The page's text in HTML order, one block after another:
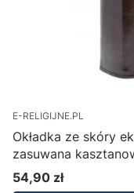
E-RELIGIJNE.PL
Okładka ze skóry
zasuwana
Cena
54,90 zł